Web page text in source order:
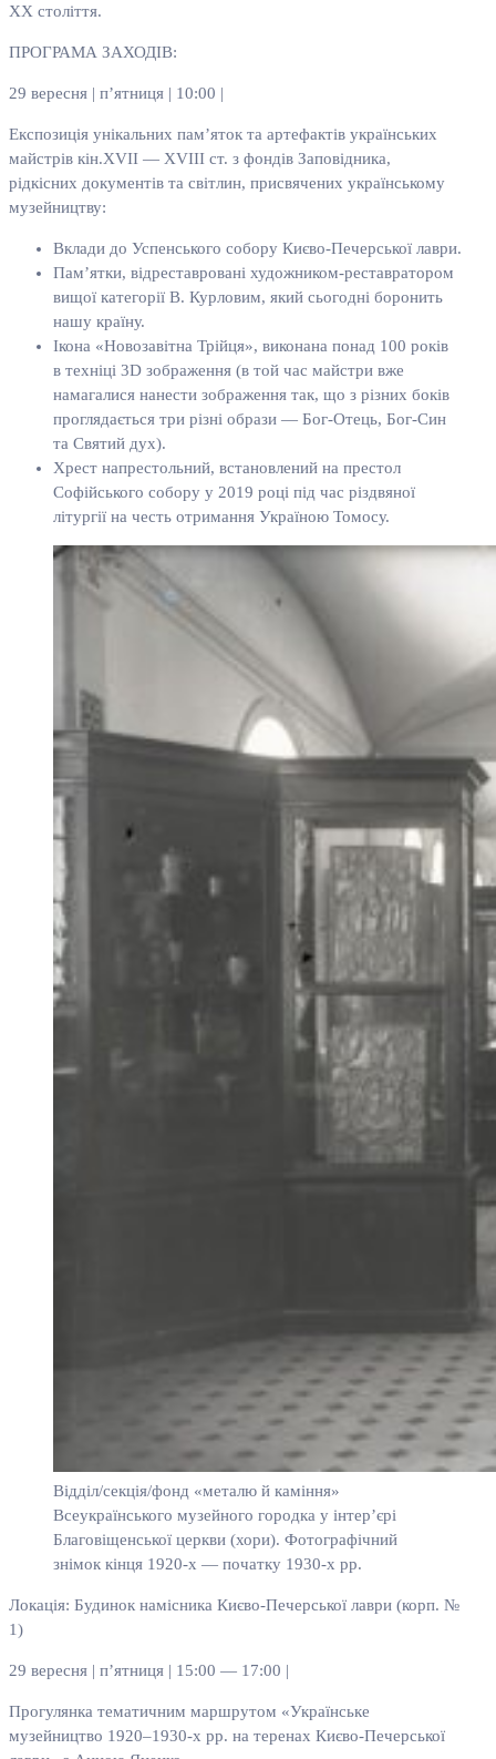
ХХ століття.
ПРОГРАМА ЗАХОДІВ:
29 вересня | п’ятниця | 10:00 |
Експозиція унікальних пам’яток та артефактів українських
майстрів кін.XVII — XVIII ст. з фондів Заповідника,
рідкісних документів та світлин, присвячених українському
музейництву:
Вклади до Успенського собору Києво-Печерської лаври.
Пам’ятки, відреставровані художником-реставратором
вищої категорії В. Курловим, який сьогодні боронить
нашу країну.
Ікона «Новозавітна Трійця», виконана понад 100 років
в техніці 3D зображення (в той час майстри вже
намагалися нанести зображення так, що з різних боків
проглядається три різні образи — Бог-Отець, Бог-Син
та Святий дух).
Хрест напрестольний, встановлений на престол
Софійського собору у 2019 році під час різдвяної
літургії на честь отримання Україною Томосу.
Відділ/секція/фонд «металю й каміння»
Всеукраїнського музейного городка у інтер’єрі
Благовіщенської церкви (хори). Фотографічний
знімок кінця 1920-х — початку 1930-х рр.
Локація: Будинок намісника Києво-Печерської лаври (корп. №
1)
29 вересня | п’ятниця | 15:00 — 17:00 |
Прогулянка тематичним маршрутом «Українське
музейництво 1920–1930-х рр. на теренах Києво-Печерської